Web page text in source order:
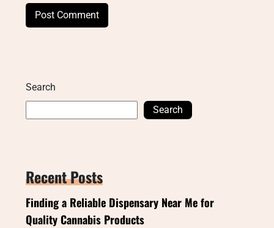
Search
Search
Recent Posts
Finding a Reliable Dispensary Near Me for
Quality Cannabis Products